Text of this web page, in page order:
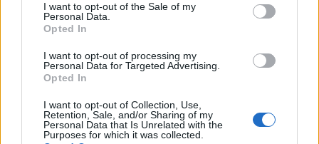
I want to opt-out of the Sale of my
Personal Data.
Opted In
I want to opt-out of processing my
Personal Data for Targeted Advertising.
Opted In
I want to opt-out of Collection, Use,
Retention, Sale, and/or Sharing of my
Personal Data that Is Unrelated with the
Purposes for which it was collected.
ISPOVIJESTI
'Ja sam djevojka na lošem glasu'